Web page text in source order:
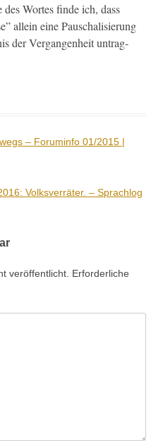
Wortes finde ich, dass
allein eine Pauschal­isierung
der Ver­gan­gen­heit untrag­
– Foruminfo 01/2015 |
Volksverräter. – Sprachlog
veröffentlicht. Erforderliche